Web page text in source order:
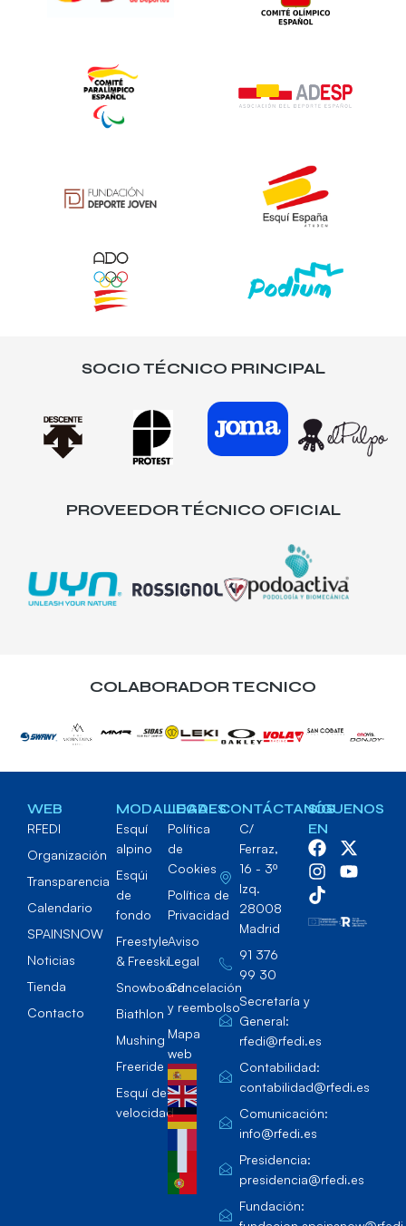
SOCIO TÉCNICO PRINCIPAL
PROVEEDOR TÉCNICO OFICIAL
COLABORADOR TECNICO
WEB
RFEDI
Organización
Transparencia
Calendario
SPAINSNOW
Noticias
Tienda
Contacto
MODALIDADES
Esquí
alpino
Esqúi
de
fondo
Freestyle
& Freeski
Snowboard
Biathlon
Mushing
Freeride
Esquí de
velocidad
LEGAL
Política
de
Cookies
Política de
Privacidad
Aviso
Legal
Cancelación
y reembolso
Mapa
web
CONTÁCTANOS
C/
Ferraz,
16 - 3º
Izq.
28008
Madrid
91 376
99 30
Secretaría y
General:
rfedi@rfedi.es
Contabilidad:
contabilidad@rfedi.es
Comunicación:
info@rfedi.es
Presidencia:
presidencia@rfedi.es
Fundación:
SÍGUENOS
EN